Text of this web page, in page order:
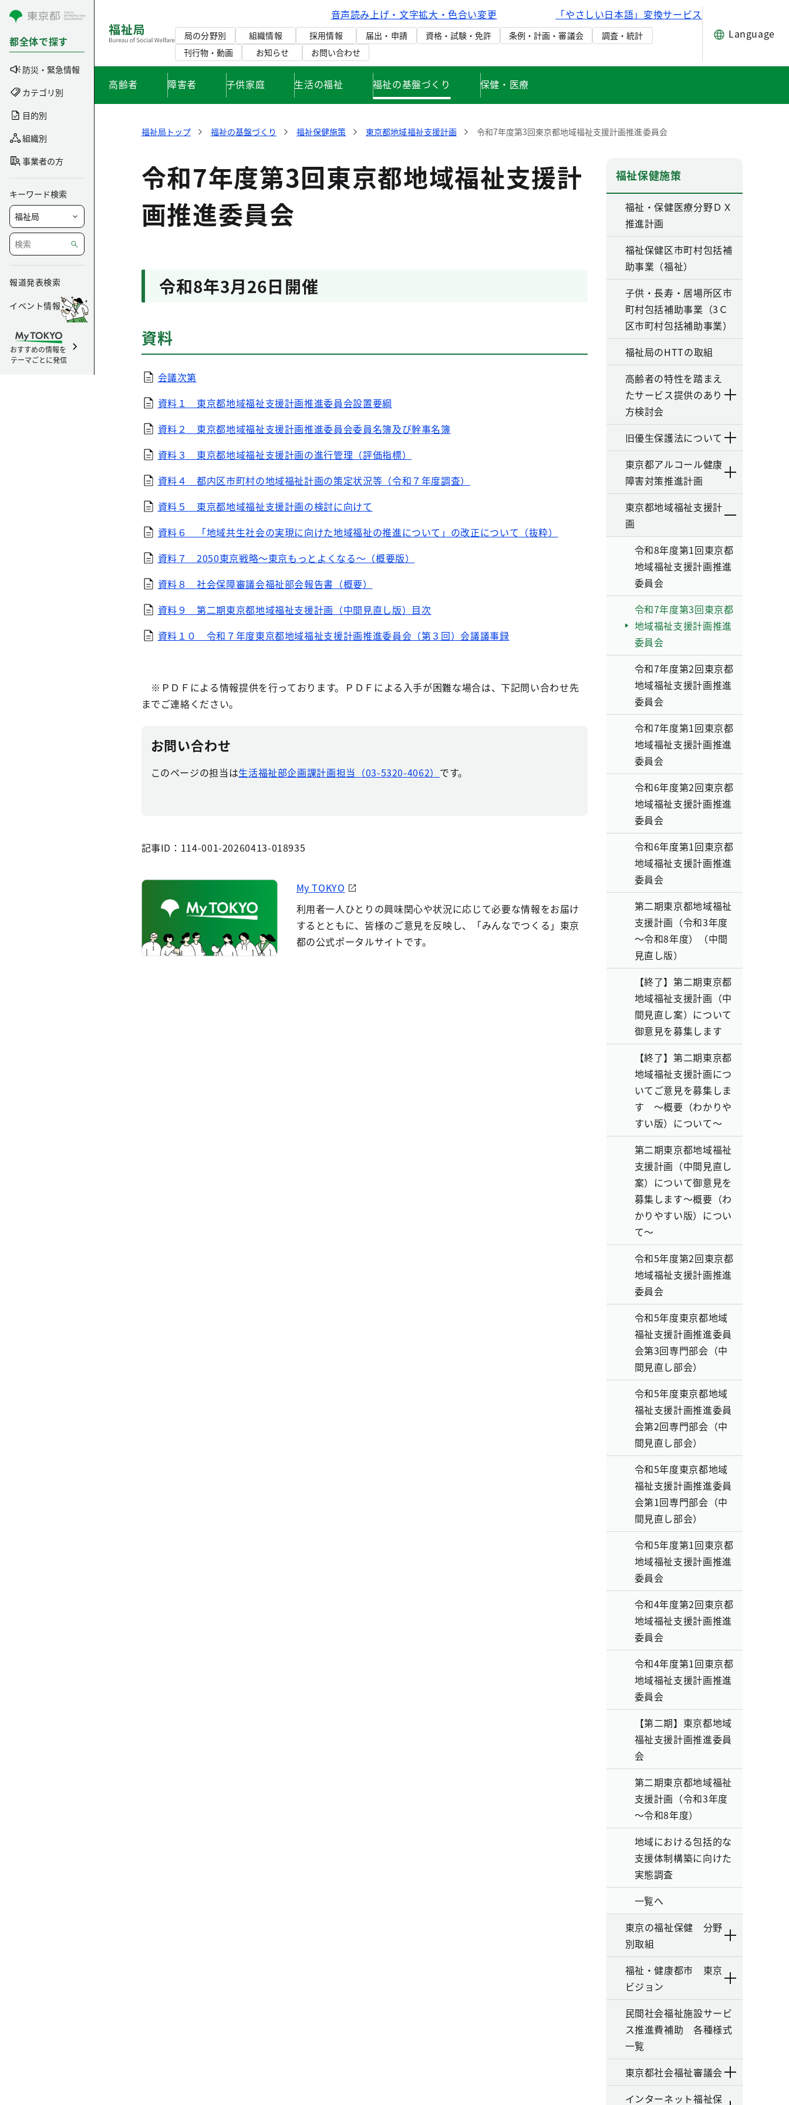
コンテンツにスキップ
都全体で探す
防災・緊急情報
カテゴリ別
目的別
組織別
事業者の方
キーワード検索
報道発表検索
イベント情報
おすすめの情報を
テーマごとに発信
音声読み上げ・文字拡大・色合い変更 「やさしい日本語」変換サービス
局の分野別 組織情報 採用情報 届出・申請 資格・試験・免許 条例・計画・審議会
調査・統計
刊行物・動画
お知らせ お問い合わせ
Language
高齢者 障害者 子供家庭 生活の福祉 福祉の基盤づくり 保健・医療
福祉局トップ 福祉の基盤づくり 福祉保健施策 東京都地域福祉支援計画 令和7年度第3回東京都地域福祉支援計画推進委員会
令和7年度第3回東京都地域福祉支援計
画推進委員会
令和8年3月26日開催
資料
会議次第
資料１ 東京都地域福祉支援計画推進委員会設置要綱
資料２ 東京都地域福祉支援計画推進委員会委員名簿及び幹事名簿
資料３ 東京都地域福祉支援計画の進行管理（評価指標）
資料４ 都内区市町村の地域福祉計画の策定状況等（令和７年度調査）
資料５ 東京都地域福祉支援計画の検討に向けて
資料６ 「地域共生社会の実現に向けた地域福祉の推進について」の改正について（抜粋）
資料７ 2050東京戦略～東京もっとよくなる～（概要版）
資料８ 社会保障審議会福祉部会報告書（概要）
資料９ 第二期東京都地域福祉支援計画（中間見直し版）目次
資料１０ 令和７年度東京都地域福祉支援計画推進委員会（第３回）会議議事録
※ＰＤＦによる情報提供を行っております。ＰＤＦによる入手が困難な場合は、下記問い合わせ先
までご連絡ください。
お問い合わせ
このページの担当は生活福祉部企画課計画担当（03-5320-4062） です。
記事ID：114-001-20260413-018935
My TOKYO
利用者一人ひとりの興味関心や状況に応じて必要な情報をお届け
するとともに、皆様のご意見を反映し、「みんなでつくる」東京
都の公式ポータルサイトです。
福祉保健施策
福祉・保健医療分野ＤＸ
推進計画
福祉保健区市町村包括補
助事業（福祉）
子供・長寿・居場所区市
町村包括補助事業（3Ｃ
区市町村包括補助事業）
福祉局のHTTの取組
高齢者の特性を踏まえ
たサービス提供のあり
方検討会
旧優生保護法について
東京都アルコール健康
障害対策推進計画
東京都地域福祉支援計
画
令和8年度第1回東京都
地域福祉支援計画推進
委員会
令和7年度第3回東京都
地域福祉支援計画推進
委員会
令和7年度第2回東京都
地域福祉支援計画推進
委員会
令和7年度第1回東京都
地域福祉支援計画推進
委員会
令和6年度第2回東京都
地域福祉支援計画推進
委員会
令和6年度第1回東京都
地域福祉支援計画推進
委員会
第二期東京都地域福祉
支援計画（令和3年度
～令和8年度）（中間
見直し版）
【終了】第二期東京都
地域福祉支援計画（中
間見直し案）について
御意見を募集します
【終了】第二期東京都
地域福祉支援計画につ
いてご意見を募集しま
す ～概要（わかりや
すい版）について～
第二期東京都地域福祉
支援計画（中間見直し
案）について御意見を
募集します～概要（わ
かりやすい版）につい
て～
令和5年度第2回東京都
地域福祉支援計画推進
委員会
令和5年度東京都地域
福祉支援計画推進委員
会第3回専門部会（中
間見直し部会）
令和5年度東京都地域
福祉支援計画推進委員
会第2回専門部会（中
間見直し部会）
令和5年度東京都地域
福祉支援計画推進委員
会第1回専門部会（中
間見直し部会）
令和5年度第1回東京都
地域福祉支援計画推進
委員会
令和4年度第2回東京都
地域福祉支援計画推進
委員会
令和4年度第1回東京都
地域福祉支援計画推進
委員会
【第二期】東京都地域
福祉支援計画推進委員
会
第二期東京都地域福祉
支援計画（令和3年度
～令和8年度）
地域における包括的な
支援体制構築に向けた
実態調査
一覧へ
東京の福祉保健 分野
別取組
福祉・健康都市 東京
ビジョン
民間社会福祉施設サービ
ス推進費補助 各種様式
一覧
東京都社会福祉審議会
インターネット福祉保